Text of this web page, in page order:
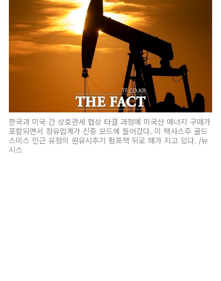
한국과 미국 간 상호관세 협상 타결 과정에 미국산 에너지 구매가
포함되면서 정유업계가 신중 모드에 들어갔다. 미 텍사스주 골드
스미스 인근 유정의 원유시추기 펌프잭 뒤로 해가 지고 있다. /뉴
시스